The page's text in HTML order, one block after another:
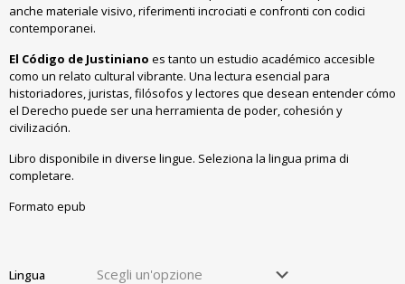
anche materiale visivo, riferimenti incrociati e confronti con codici
contemporanei.
El Código de Justiniano es tanto un estudio académico accesible
como un relato cultural vibrante. Una lectura esencial para
historiadores, juristas, filósofos y lectores que desean entender cómo
el Derecho puede ser una herramienta de poder, cohesión y
civilización.
Libro disponibile in diverse lingue. Seleziona la lingua prima di
completare.
Formato epub
Lingua